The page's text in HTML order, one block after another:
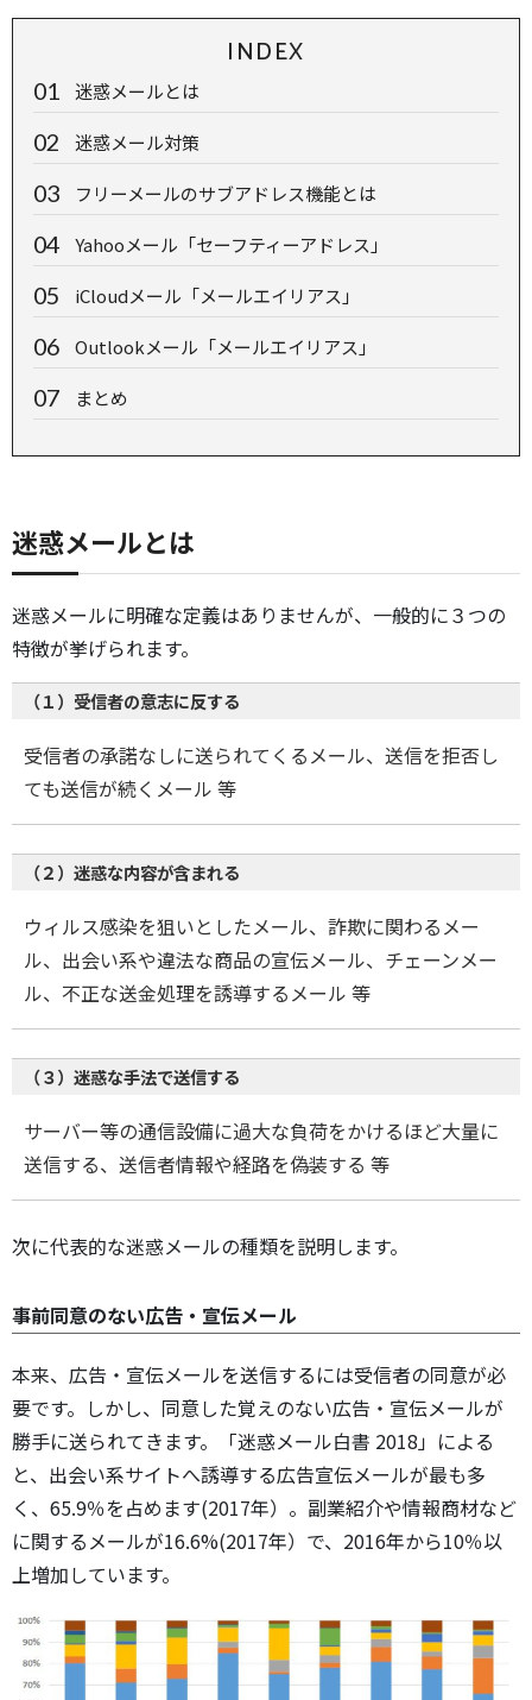
INDEX
迷惑メールとは
迷惑メール対策
フリーメールのサブアドレス機能とは
Yahooメール「セーフティーアドレス」
iCloudメール「メールエイリアス」
Outlookメール「メールエイリアス」
まとめ
迷惑メールとは
迷惑メールに明確な定義はありませんが、一般的に３つの
特徴が挙げられます。
（１）受信者の意志に反する
受信者の承諾なしに送られてくるメール、送信を拒否し
ても送信が続くメール 等
（２）迷惑な内容が含まれる
ウィルス感染を狙いとしたメール、詐欺に関わるメー
ル、出会い系や違法な商品の宣伝メール、チェーンメー
ル、不正な送金処理を誘導するメール 等
（３）迷惑な手法で送信する
サーバー等の通信設備に過大な負荷をかけるほど大量に
送信する、送信者情報や経路を偽装する 等
次に代表的な迷惑メールの種類を説明します。
事前同意のない広告・宣伝メール
本来、広告・宣伝メールを送信するには受信者の同意が必
要です。しかし、同意した覚えのない広告・宣伝メールが
勝手に送られてきます。「迷惑メール白書 2018」による
と、出会い系サイトへ誘導する広告宣伝メールが最も多
く、65.9％を占めます(2017年）。副業紹介や情報商材など
に関するメールが16.6%(2017年）で、2016年から10％以
上増加しています。